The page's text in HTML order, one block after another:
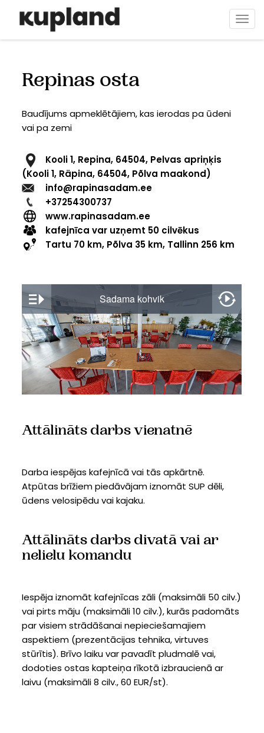
Repinas osta
Baudījums apmeklētājiem, kas ierodas pa ūdeni
vai pa zemi
Kooli 1, Repina, 64504, Pelvas apriņķis
(Kooli 1, Räpina, 64504, Põlva maakond)
info@rapinasadam.ee
+37254300737
www.rapinasadam.ee
kafejnīca var uzņemt 50 cilvēkus
Tartu 70 km, Põlva 35 km, Tallinn 256 km
Attālināts darbs vienatnē
Darba iespējas kafejnīcā vai tās apkārtnē.
Atpūtas brīžiem piedāvājam iznomāt SUP dēli,
ūdens velosipēdu vai kajaku.
Attālināts darbs divatā vai ar
nelielu komandu
Iespēja iznomāt kafejnīcas zāli (maksimāli 50 cilv.)
vai pirts māju (maksimāli 10 cilv.), kurās padomāts
par visiem strādāšanai nepieciešamajiem
aspektiem (prezentācijas tehnika, virtuves
stūrītis). Brīvo laiku var pavadīt pludmalē vai,
dodoties ostas kapteiņa rīkotā izbraucienā ar
laivu (maksimāli 8 cilv., 60 EUR/st).